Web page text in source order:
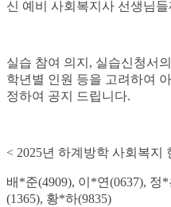
신 예비 사회복지사 선생님
실습 참여 의지, 실습신청서
학년별 인원 등을 고려하여
정하여 공지 드립니다.
< 2025년 하계방학 사회복지
배*준(4909), 이*연(0637), 정
(1365), 황*하(9835)